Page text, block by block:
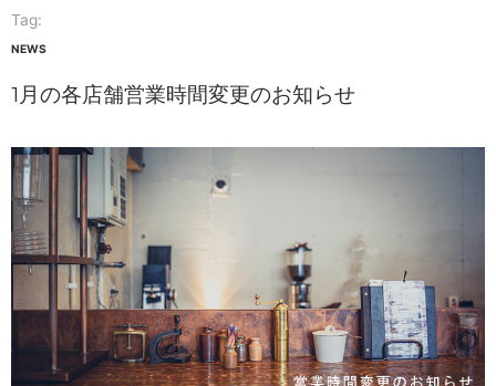
Tag:
NEWS
1月の各店舗営業時間変更のお知らせ